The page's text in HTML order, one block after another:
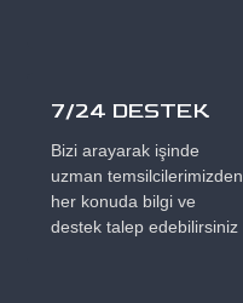
7/24 DESTEK
Bizi arayarak işinde
uzman temsilcilerimizden
her konuda bilgi ve
destek talep edebilirsiniz